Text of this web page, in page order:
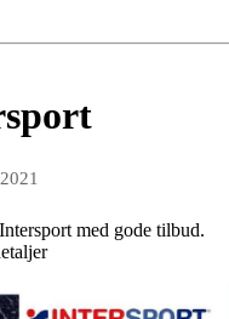
med gode tilbud.